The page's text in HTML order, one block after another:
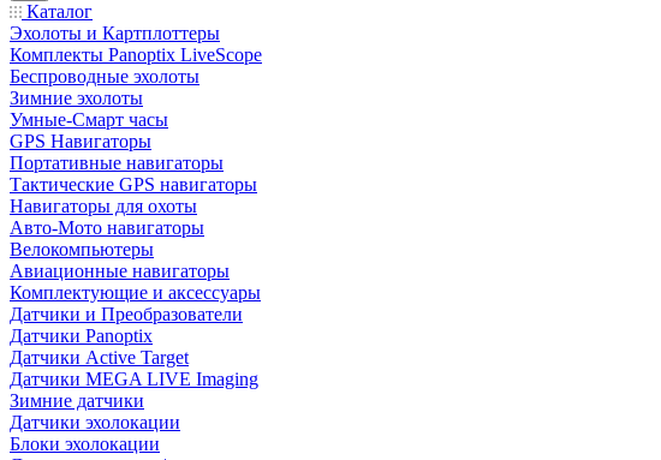
Каталог
Эхолоты и Картплоттеры
Комплекты Panoptix LiveScope
Беспроводные эхолоты
Зимние эхолоты
Умные-Смарт часы
GPS Навигаторы
Портативные навигаторы
Тактические GPS навигаторы
Навигаторы для охоты
Авто-Мото навигаторы
Велокомпьютеры
Авиационные навигаторы
Комплектующие и аксессуары
Датчики и Преобразователи
Датчики Panoptix
Датчики Active Target
Датчики MEGA LIVE Imaging
Зимние датчики
Датчики эхолокации
Блоки эхолокации